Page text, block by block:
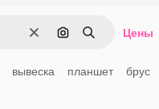
ОчиститьПоиск по
Поиск Цены
вывеска планшет брус